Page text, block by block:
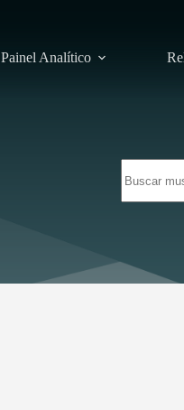
Painel Analítico
resultados